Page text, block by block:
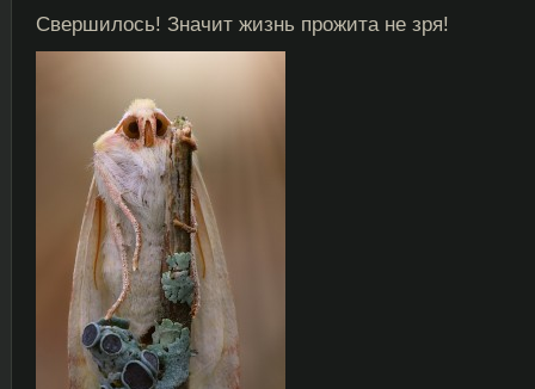
Свершилось! Значит жизнь прожита не зря!